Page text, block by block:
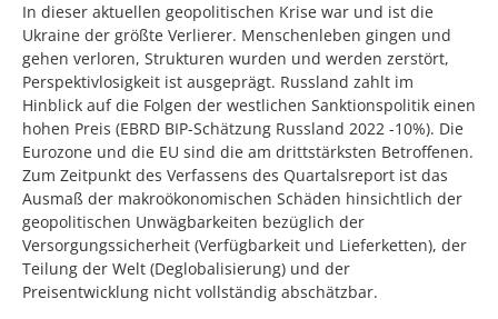
In dieser aktuellen geopolitischen Krise war und ist die
Ukraine der größte Verlierer. Menschenleben gingen und
gehen verloren, Strukturen wurden und werden zerstört,
Perspektivlosigkeit ist ausgeprägt. Russland zahlt im
Hinblick auf die Folgen der westlichen Sanktionspolitik einen
hohen Preis (EBRD BIP-Schätzung Russland 2022 -10%). Die
Eurozone und die EU sind die am drittstärksten Betroffenen.
Zum Zeitpunkt des Verfassens des Quartalsreport ist das
Ausmaß der makroökonomischen Schäden hinsichtlich der
geopolitischen Unwägbarkeiten bezüglich der
Versorgungssicherheit (Verfügbarkeit und Lieferketten), der
Teilung der Welt (Deglobalisierung) und der
Preisentwicklung nicht vollständig abschätzbar.